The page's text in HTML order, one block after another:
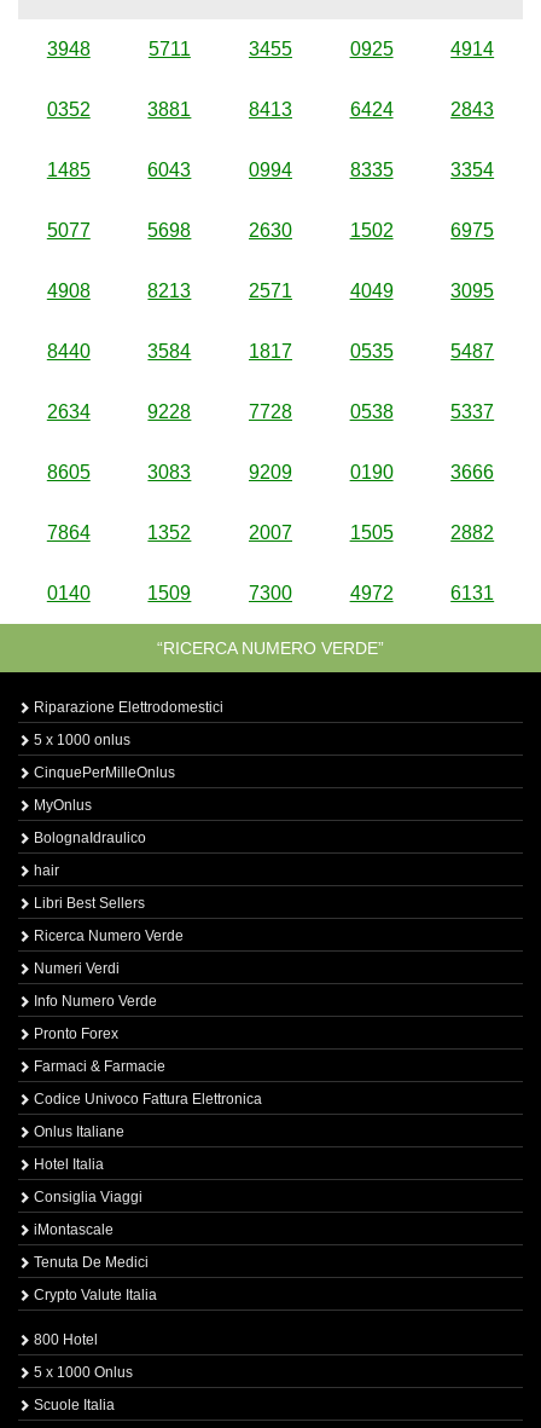
3948 5711 3455 0925 4914
0352 3881 8413 6424 2843
1485 6043 0994 8335 3354
5077 5698 2630 1502 6975
4908 8213 2571 4049 3095
8440 3584 1817 0535 5487
2634 9228 7728 0538 5337
8605 3083 9209 0190 3666
7864 1352 2007 1505 2882
0140 1509 7300 4972 6131
“RICERCA NUMERO VERDE”
Riparazione Elettrodomestici
5 x 1000 onlus
CinquePerMilleOnlus
MyOnlus
BolognaIdraulico
hair
Libri Best Sellers
Ricerca Numero Verde
Numeri Verdi
Info Numero Verde
Pronto Forex
Farmaci & Farmacie
Codice Univoco Fattura Elettronica
Onlus Italiane
Hotel Italia
Consiglia Viaggi
iMontascale
Tenuta De Medici
Crypto Valute Italia
800 Hotel
5 x 1000 Onlus
Scuole Italia